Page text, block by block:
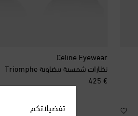
Celine Eyewear
نظارات شمسية بيضاوية Triomphe
€ 425
original price
تفضيلاتكم